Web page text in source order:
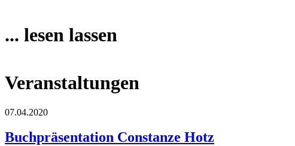
... lesen lassen
Veranstaltungen
07.04.2020
Buchpräsentation Constanze Hotz